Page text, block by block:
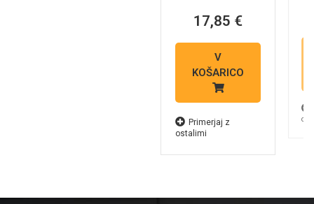
17,85 €
V
KOŠARICO
Primerjaj z
ostalimi